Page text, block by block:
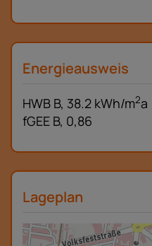
Energieausweis
HWB B, 38.2 kWh/m2a
fGEE B, 0,86
Lageplan